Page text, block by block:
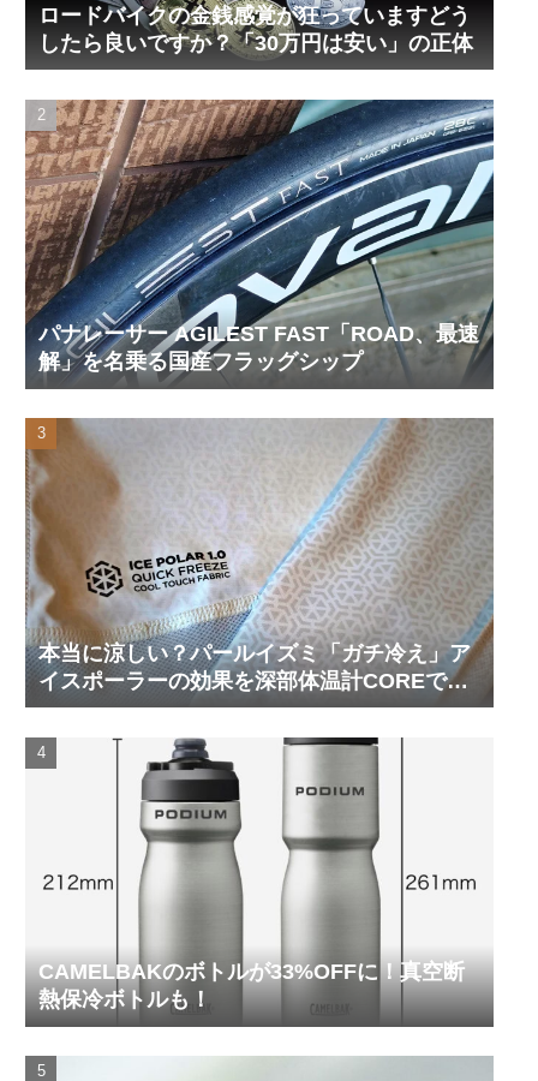
ロードバイクの金銭感覚が狂っていますどう
したら良いですか？「30万円は安い」の正体
パナレーサー AGILEST FAST「ROAD、最速
解」を名乗る国産フラッグシップ
本当に涼しい？パールイズミ「ガチ冷え」ア
イスポーラーの効果を深部体温計COREで測
ってみた
CAMELBAKのボトルが33%OFFに！真空断
熱保冷ボトルも！